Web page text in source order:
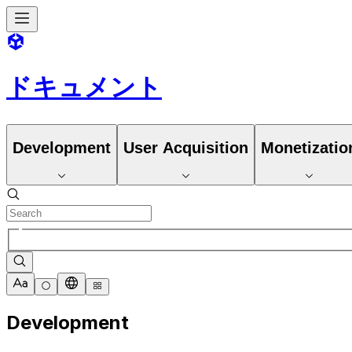
ドキュメント
Development User Acquisition
Development